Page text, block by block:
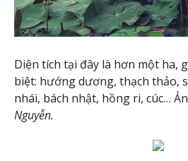
Diện tích tại đây là hơn một ha,
biệt: hướng dương, thạch thảo,
nhái, bách nhật, hồng ri, cúc…
Nguyễn.